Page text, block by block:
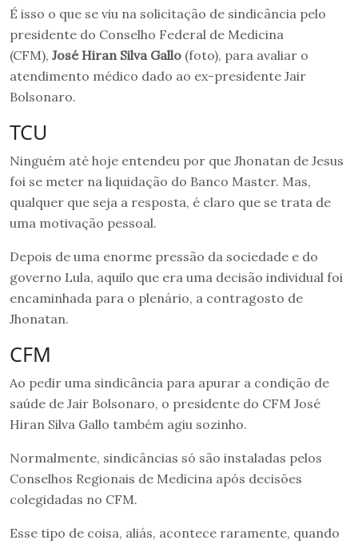
É isso o que se viu na solicitação de sindicância pelo
presidente do Conselho Federal de Medicina
(CFM), José Hiran Silva Gallo (foto), para avaliar o
atendimento médico dado ao ex-presidente Jair
Bolsonaro.
TCU
Ninguém até hoje entendeu por que Jhonatan de Jesus
foi se meter na liquidação do Banco Master. Mas,
qualquer que seja a resposta, é claro que se trata de
uma motivação pessoal.
Depois de uma enorme pressão da sociedade e do
governo Lula, aquilo que era uma decisão individual foi
encaminhada para o plenário, a contragosto de
Jhonatan.
CFM
Ao pedir uma sindicância para apurar a condição de
saúde de Jair Bolsonaro, o presidente do CFM José
Hiran Silva Gallo também agiu sozinho.
Normalmente, sindicâncias só são instaladas pelos
Conselhos Regionais de Medicina após decisões
colegidadas no CFM.
Esse tipo de coisa, aliás, acontece raramente, quando